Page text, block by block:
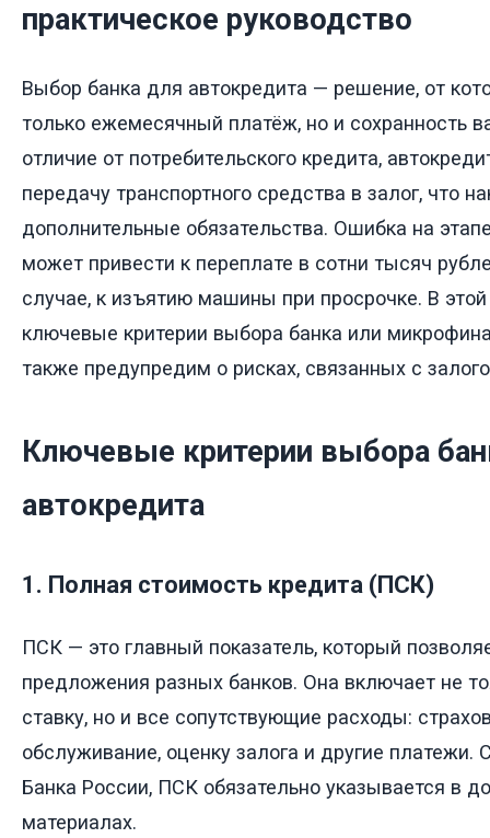
практическое руководство
Выбор банка для автокредита — решение, от
только ежемесячный платёж, но и сохранность
отличие от потребительского кредита,
передачу транспортного средства в залог, что
дополнительные обязательства. Ошибка на
может привести к переплате в сотни тысяч
случае, к изъятию машины при просрочке. В
ключевые критерии выбора банка или
также предупредим о рисках, связанных с
Ключевые критерии выбора
автокредита
1. Полная стоимость кредита (ПСК)
ПСК — это главный показатель, который
предложения разных банков. Она включает не
ставку, но и все сопутствующие расходы:
обслуживание, оценку залога и другие платежи.
Банка России, ПСК обязательно указывается в
материалах.